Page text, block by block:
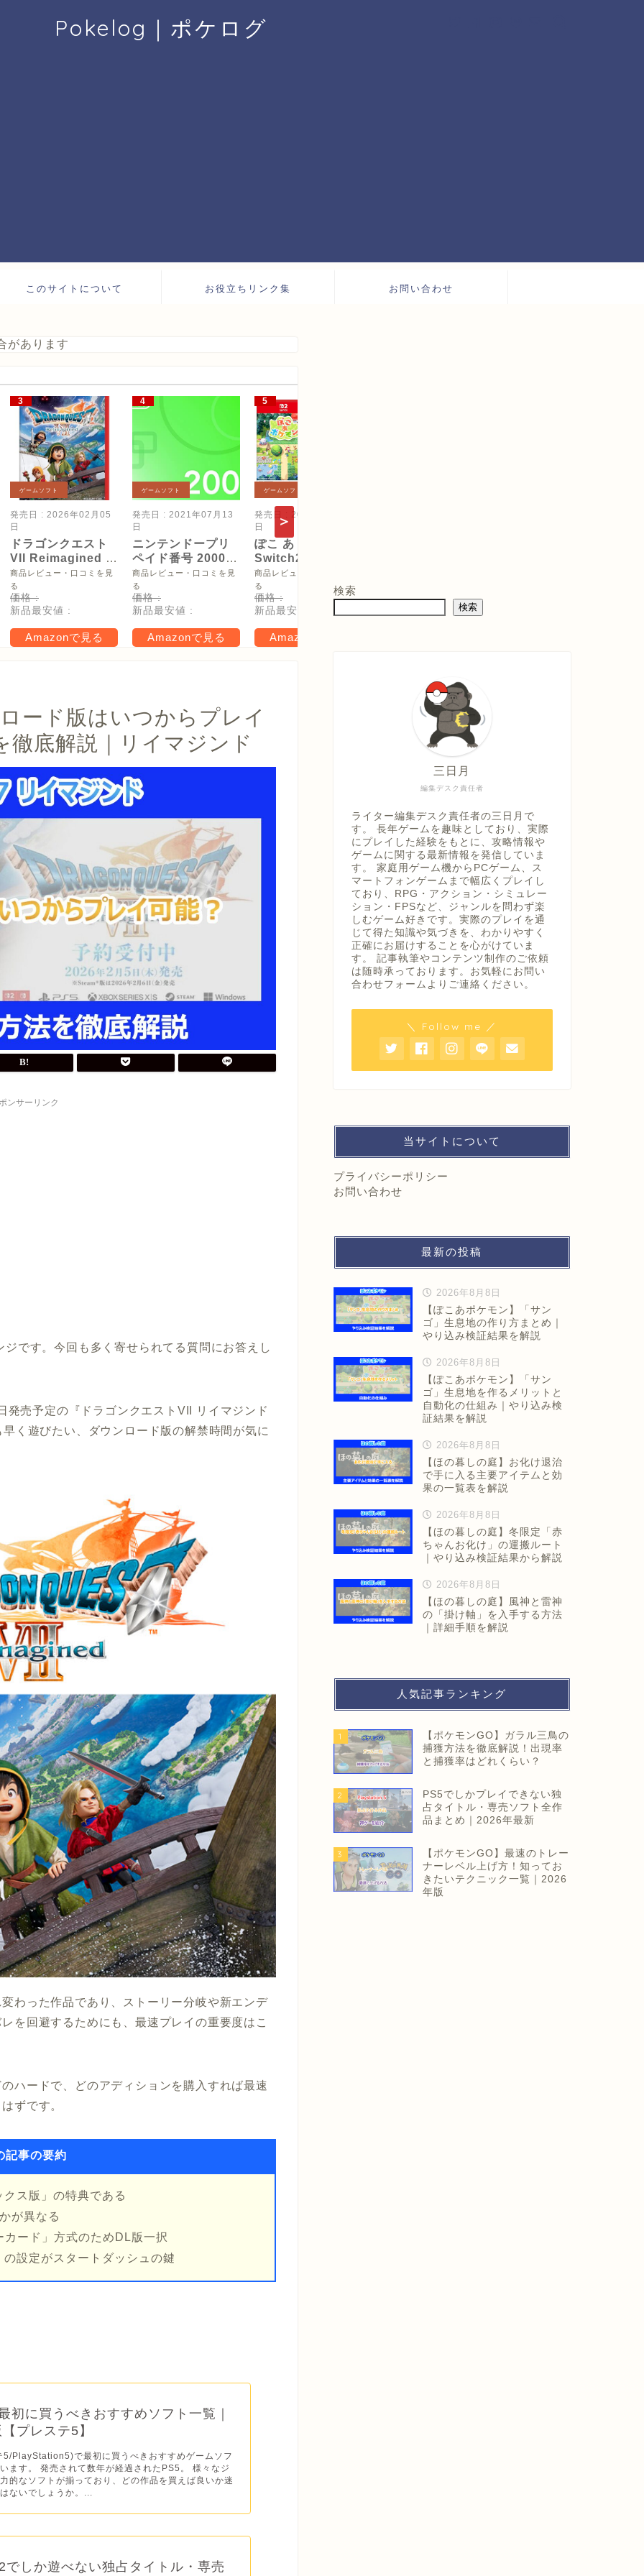
Pokelog｜ポケログ
このサイトについて お役立ちリンク集 お問い合わせ
があります
ゲームソフト
発売日 : 2026年02月05
日
ドラゴンクエスト
VII Reimagined -
Switch2
商品レビュー・口コミを見
る
価格 :
新品最安値 :
Amazonで見る
ゲームソフト
発売日 : 2021年07月13
日
ニンテンドープリ
ペイド番号 2000
円|オンラインコー
ド版
商品レビュー・口コミを見
る
価格 :
新品最安値 :
Amazonで見る
ゲームソフト
発売日 : 2026年03月05
日
ぽこ あ ポケモン -
Switch2
【Amazon.co.jpオ
リジナル特典】メ
タモン型木製トレ
ー(サイズ約直径
16cm) 同梱 & デジ
タル特典 家具「ひ
商品レビュー・口コミを見
る
価格 :
新品最安値 :
Amazonで見る
価格 :
ード版はいつからプレイ
徹底解説｜リイマジンド
ンサーリンク
です。今回も多く寄せられてる質問にお答えし
売予定の『ドラゴンクエストVII リイマジンド
く遊びたい、ダウンロード版の解禁時間が気に
わった作品であり、ストーリー分岐や新エンデ
を回避するためにも、最速プレイの重要度はこ
ハードで、どのアディションを購入すれば最速
ずです。
記事の要約
ス版」の特典である
が異なる
ード」方式のためDL版一択
設定がスタートダッシュの鍵
初に買うべきおすすめソフト一覧｜
プレステ5】
5/PlayStation5)で最初に買うべきおすすめゲームソフ
ます。 発売されて数年が経過されたPS5。 様々なジ
的なソフトが揃っており、どの作品を買えば良いか迷
ないでしょうか。...
でしか遊べない独占タイトル・専売
検索
検索
編集デスク責任者
三日月
ライター編集デスク責任者の三日月で
す。 長年ゲームを趣味としており、実際
にプレイした経験をもとに、攻略情報や
ゲームに関する最新情報を発信していま
す。 家庭用ゲーム機からPCゲーム、ス
マートフォンゲームまで幅広くプレイし
ており、RPG・アクション・シミュレー
ション・FPSなど、ジャンルを問わず楽
しむゲーム好きです。実際のプレイを通
じて得た知識や気づきを、わかりやすく
正確にお届けすることを心がけていま
す。 記事執筆やコンテンツ制作のご依頼
は随時承っております。お気軽にお問い
合わせフォームよりご連絡ください。
＼ Follow me ／
当サイトについて
プライバシーポリシー
お問い合わせ
最新の投稿
2026年8月8日
【ぽこあポケモン】「サン
ゴ」生息地の作り方まとめ｜
やり込み検証結果を解説
2026年8月8日
【ぽこあポケモン】「サン
ゴ」生息地を作るメリットと
自動化の仕組み｜やり込み検
証結果を解説
2026年8月8日
【ほの暮しの庭】お化け退治
で手に入る主要アイテムと効
果の一覧表を解説
2026年8月8日
【ほの暮しの庭】冬限定「赤
ちゃんお化け」の運搬ルート
｜やり込み検証結果から解説
2026年8月8日
【ほの暮しの庭】風神と雷神
の「掛け軸」を入手する方法
｜詳細手順を解説
人気記事ランキング
1
【ポケモンGO】ガラル三鳥の
捕獲方法を徹底解説！出現率
と捕獲率はどれくらい？
2
PS5でしかプレイできない独
占タイトル・専売ソフト全作
品まとめ｜2026年最新
3
【ポケモンGO】最速のトレー
ナーレベル上げ方！知ってお
きたいテクニック一覧｜2026
年版